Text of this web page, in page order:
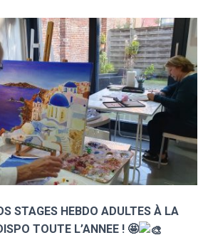
STAGES HEBDO ADULTES À LA
TOUTE L’ANNEE ! 🤩